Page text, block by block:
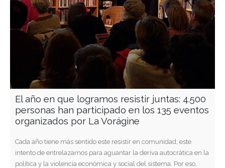
El año en que logramos resistir juntas: 4.500
personas han participado en los 135 eventos
organizados por La Vorágine
Cada año tiene más sentido este resistir en comunidad, este
intento de entrelazarnos para aguantar la deriva autocrática en la
política y la violencia económica y social del sistema. Por eso,